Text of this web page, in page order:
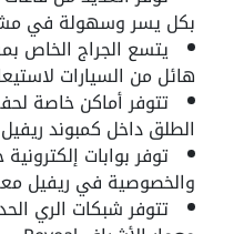
بكل يسر وسهولة في
يتسع الجراج الخاص
هائل من السيارات
تتوفر أماكن خاصة
الطلق داخل كمبوند ريفيل
توفر بوابات
والخصوصية في ريفيل
تتوفر شبكات الري